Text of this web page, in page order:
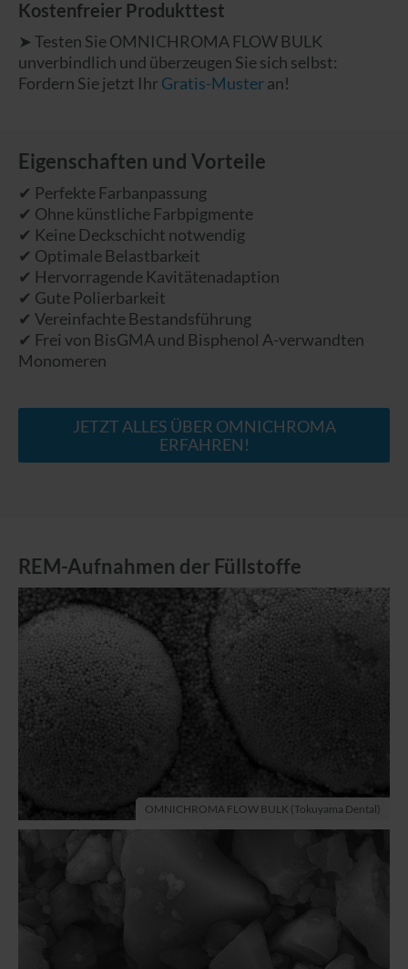
Kostenfreier Produkttest
➤ Testen Sie OMNICHROMA FLOW BULK
unverbindlich und überzeugen Sie sich selbst:
Fordern Sie jetzt IhrGratis-Musteran!
Eigenschaften und Vorteile
✔ Perfekte Farbanpassung
✔ Ohne künstliche Farbpigmente
✔ Keine Deckschicht notwendig
✔ Optimale Belastbarkeit
✔ Hervorragende Kavitätenadaption
✔ Gute Polierbarkeit
✔ Vereinfachte Bestandsführung
✔ Frei von BisGMA und Bisphenol A-verwandten
Monomeren
JETZT ALLES ÜBER OMNICHROMA
ERFAHREN!
REM-Aufnahmen der Füllstoffe
OMNICHROMA FLOW BULK (Tokuyama Dental)